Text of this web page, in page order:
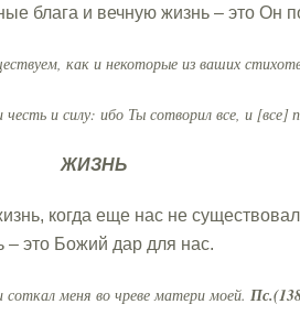
блага и вечную жизнь – это Он
как и некоторые из ваших
и силу: ибо Ты сотворил все, и [все]
ЖИЗНЬ
когда еще нас не
это Божий дар для нас.
меня во чреве матери моей.